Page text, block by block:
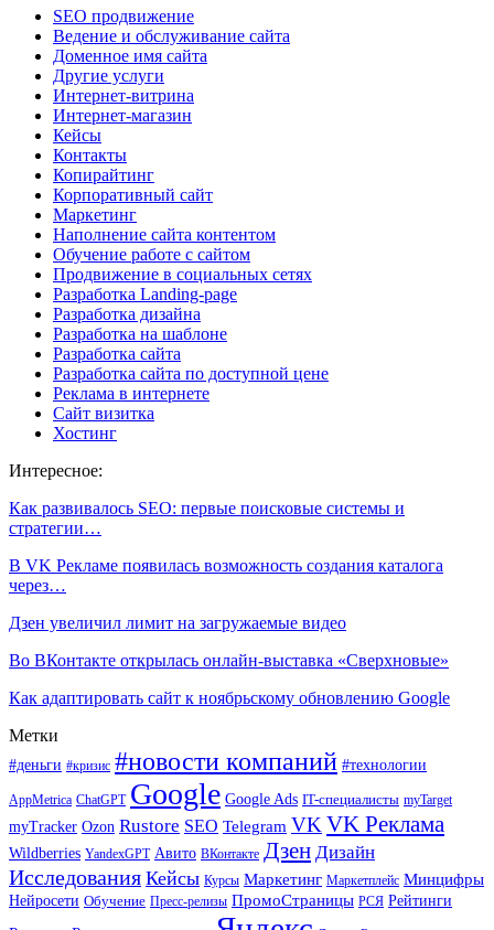
SEO продвижение
Ведение и обслуживание сайта
Доменное имя сайта
Другие услуги
Интернет-витрина
Интернет-магазин
Кейсы
Контакты
Копирайтинг
Корпоративный сайт
Маркетинг
Наполнение сайта контентом
Обучение работе с сайтом
Продвижение в социальных сетях
Разработка Landing-page
Разработка дизайна
Разработка на шаблоне
Разработка сайта
Разработка сайта по доступной цене
Реклама в интернете
Сайт визитка
Хостинг
Интересное:
Как развивалось SEO: первые поисковые системы и
стратегии…
В VK Рекламе появилась возможность создания каталога
через…
Дзен увеличил лимит на загружаемые видео
Во ВКонтакте открылась онлайн-выставка «Сверхновые»
Как адаптировать сайт к ноябрьскому обновлению Google
Метки
#деньги #кризис #новости компаний #технологии
AppMetrica ChatGPT Google Google Ads IT-специалисты myTarget
myTracker Ozon Rustore SEO Telegram VK VK Реклама
Wildberries YandexGPT Авито ВКонтакте Дзен Дизайн
Исследования Кейсы Курсы Маркетинг Маркетплейс Минцифры
Нейросети Обучение Пресс-релизы ПромоСтраницы РСЯ Рейтинги